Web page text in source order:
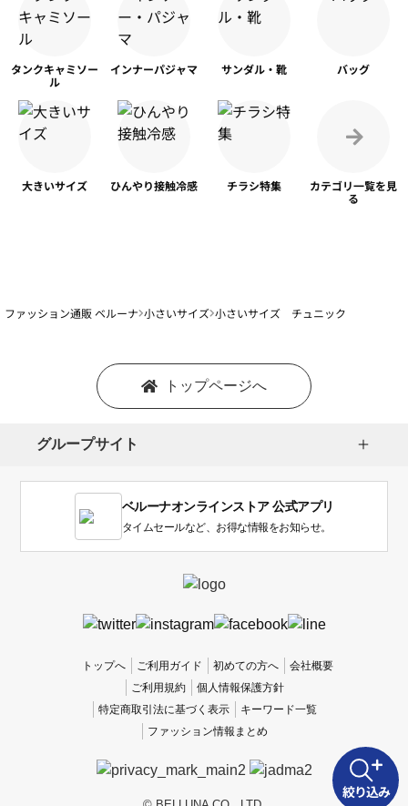
タンクキャミソー
ル
インナーパジャマ サンダル・靴 バッグ
大きいサイズ ひんやり接触冷感 チラシ特集 カテゴリ一覧を見
る
ファッション通販 ベルーナ 小さいサイズ 小さいサイズ チュニック
絞り込み
トップページへ
グループサイト
ベルーナオンラインストア 公式アプリ
タイムセールなど、お得な情報をお知らせ。
トップへ ご利用ガイド 初めての方へ
会社概要
ご利用規約
個人情報保護方針
特定商取引法に基づく表示
キーワード一覧
ファッション情報まとめ